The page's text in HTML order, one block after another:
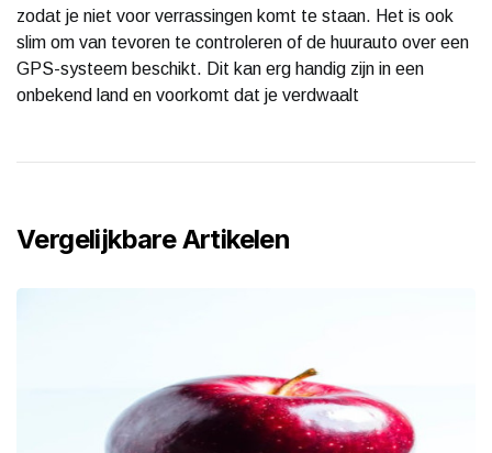
zodat je niet voor verrassingen komt te staan. Het is ook
slim om van tevoren te controleren of de huurauto over een
GPS-systeem beschikt. Dit kan erg handig zijn in een
onbekend land en voorkomt dat je verdwaalt
Vergelijkbare Artikelen